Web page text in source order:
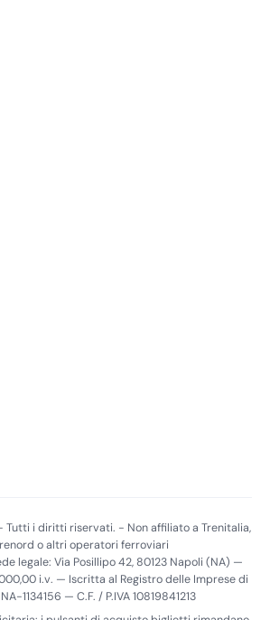
Tutti i diritti riservati. - Non affiliato a Trenitalia,
o altri operatori ferroviari
legale: Via Posillipo 42, 80123 Napoli (NA) —
i.v. — Iscritta al Registro delle Imprese di
1134156 — C.F. / P.IVA 10819841213